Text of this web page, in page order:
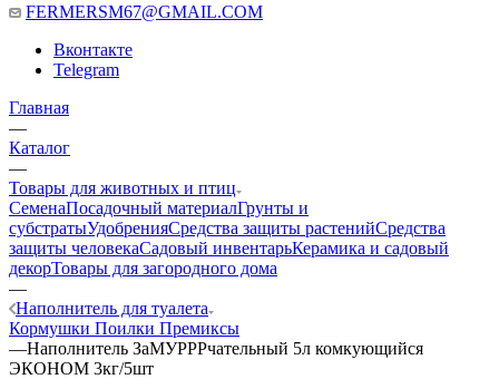
FERMERSM67@GMAIL.COM
Вконтакте
Telegram
Главная
—
Каталог
—
Товары для животных и птиц
СеменаПосадочный материалГрунты и
субстратыУдобренияСредства защиты растенийСредства
защиты человекаСадовый инвентарьКерамика и садовый
декорТовары для загородного дома
—
Наполнитель для туалета
Кормушки Поилки Премиксы
—Наполнитель ЗаМУРРРчательный 5л комкующийся
ЭКОНОМ 3кг/5шт